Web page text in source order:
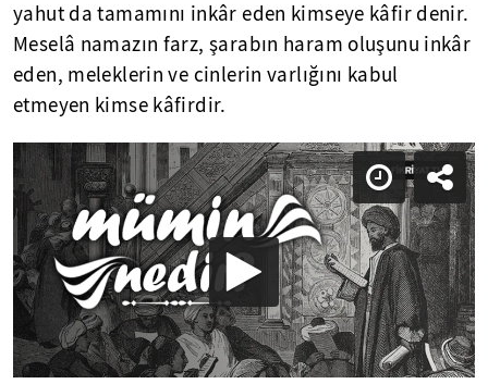
yahut da tamamını inkâr eden kimseye kâfir denir.
Meselâ namazın farz, şarabın haram oluşunu inkâr
eden, meleklerin ve cinlerin varlığını kabul
etmeyen kimse kâfirdir.